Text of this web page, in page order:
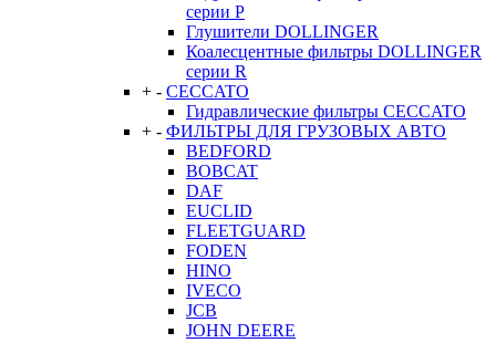
серии P
Глушители DOLLINGER
Коалесцентные фильтры DOLLINGER
серии R
+ - CECCATO
Гидравлические фильтры CECCATO
+ - ФИЛЬТРЫ ДЛЯ ГРУЗОВЫХ АВТО
BEDFORD
BOBCAT
DAF
EUCLID
FLEETGUARD
FODEN
HINO
IVECO
JCB
JOHN DEERE